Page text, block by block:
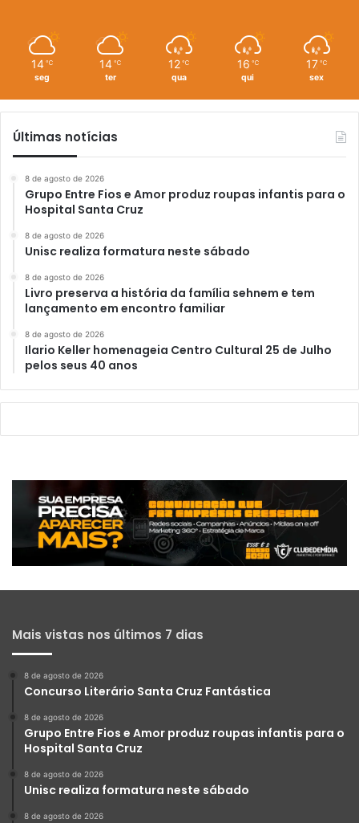
14 ℃
seg
14 ℃
ter
12 ℃
qua
16 ℃
qui
17 ℃
sex
Últimas notícias
8 de agosto de 2026
Grupo Entre Fios e Amor produz roupas infantis para o
Hospital Santa Cruz
8 de agosto de 2026
Unisc realiza formatura neste sábado
8 de agosto de 2026
Livro preserva a história da família sehnem e tem
lançamento em encontro familiar
8 de agosto de 2026
Ilario Keller homenageia Centro Cultural 25 de Julho
pelos seus 40 anos
Mais vistas nos últimos 7 dias
8 de agosto de 2026
Concurso Literário Santa Cruz Fantástica
8 de agosto de 2026
Grupo Entre Fios e Amor produz roupas infantis para o
Hospital Santa Cruz
8 de agosto de 2026
Unisc realiza formatura neste sábado
8 de agosto de 2026